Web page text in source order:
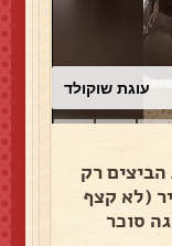
עוגת שוקולד
רק
(לא קצף
סוכר